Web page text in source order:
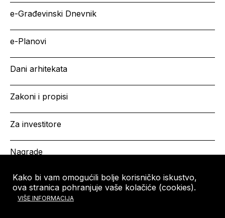
Kako bi vam omogućili bolje korisničko iskustvo,
ova stranica pohranjuje vaše kolačiće (cookies).
VIŠE INFORMACIJA
e-Građevinski Dnevnik
e-Planovi
Dani arhitekata
Zakoni i propisi
Za investitore
Nagrade
HRVATSKA KOMORA
ARHITEKATA
Copyright © HKA 2026